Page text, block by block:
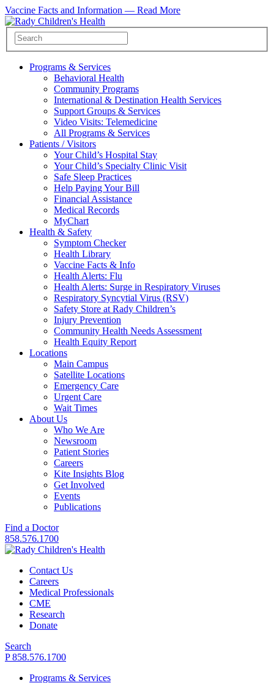
Vaccine Facts and Information — Read More
Programs & Services
Behavioral Health
Community Programs
International & Destination Health Services
Support Groups & Services
Video Visits: Telemedicine
All Programs & Services
Patients / Visitors
Your Child’s Hospital Stay
Your Child’s Specialty Clinic Visit
Safe Sleep Practices
Help Paying Your Bill
Financial Assistance
Medical Records
MyChart
Health & Safety
Symptom Checker
Health Library
Vaccine Facts & Info
Health Alerts: Flu
Health Alerts: Surge in Respiratory Viruses
Respiratory Syncytial Virus (RSV)
Safety Store at Rady Children’s
Injury Prevention
Community Health Needs Assessment
Health Equity Report
Locations
Main Campus
Satellite Locations
Emergency Care
Urgent Care
Wait Times
About Us
Who We Are
Newsroom
Patient Stories
Careers
Kite Insights Blog
Get Involved
Events
Publications
Find a Doctor
858.576.1700
Contact Us
Careers
Medical Professionals
CME
Research
Donate
Search
P 858.576.1700
Programs & Services